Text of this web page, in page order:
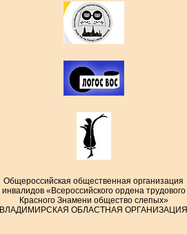
Общероссийская общественная организация
инвалидов «Всероссийского ордена трудового
Красного Знамени общество слепых»
ВЛАДИМИРСКАЯ ОБЛАСТНАЯ ОРГАНИЗАЦИЯ